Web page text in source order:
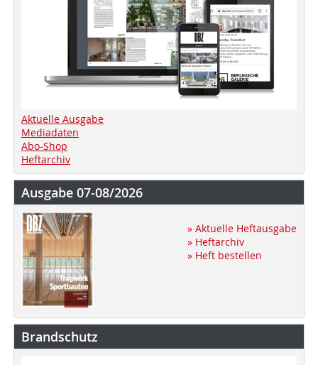
Aktuelle Ausgabe
Mediadaten
Abo-Shop
Heftarchiv
Ausgabe 07-08/2026
» Aktuelle Heftausgabe
» Heftarchiv
» Heft bestellen
Brandschutz